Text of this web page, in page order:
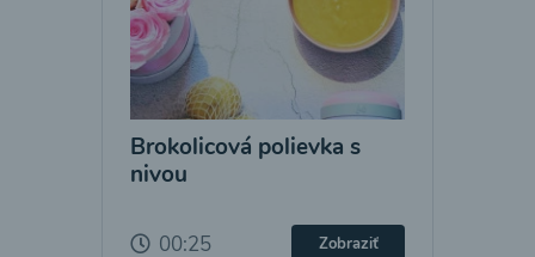
Brokolicová polievka s
nivou
00:25 Zobraziť